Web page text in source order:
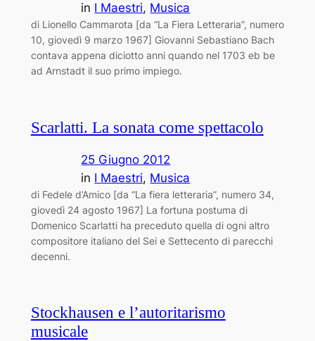
in I Maestri, Musica
di Lionello Cammarota [da “La Fiera Letteraria”, numero
10, giovedì 9 marzo 1967] Giovanni Sebastiano Bach
contava appena diciotto anni quando nel 1703 eb ­be
ad Arnstadt il suo primo impiego.
Scarlatti. La sonata come spettacolo
25 Giugno 2012
in I Maestri, Musica
di Fedele d’Amico [da “La fiera letteraria”, numero 34,
giovedì 24 agosto 1967] La fortuna postuma di
Domenico Scarlatti ha preceduto quella di ogni altro
compositore italiano del Sei e Settecento di parecchi
decenni.
Stockhausen e l’autoritarismo
musicale